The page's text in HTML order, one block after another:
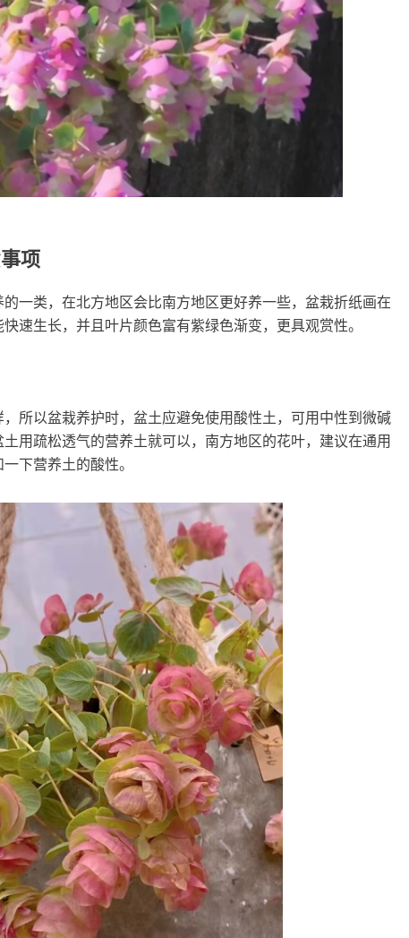
项
一类，在北方地区会比南方地区更好养一些，盆栽折纸画在
速生长，并且叶片颜色富有紫绿色渐变，更具观赏性。
所以盆栽养护时，盆土应避免使用酸性土，可用中性到微碱
用疏松透气的营养土就可以，南方地区的花叶，建议在通用
下营养土的酸性。